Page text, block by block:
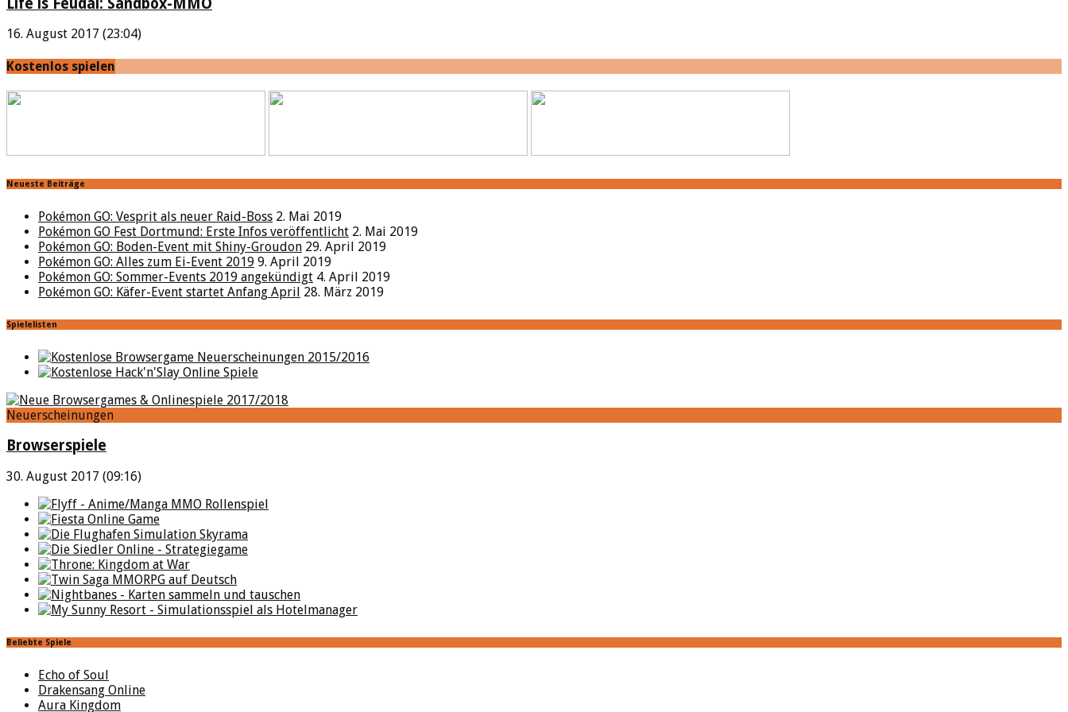
16. August 2017 (23:04)
Kostenlos spielen
Neueste Beiträge
Pokémon GO: Vesprit als neuer Raid-Boss 2. Mai 2019
Pokémon GO Fest Dortmund: Erste Infos veröffentlicht 2. Mai 2019
Pokémon GO: Boden-Event mit Shiny-Groudon 29. April 2019
Pokémon GO: Alles zum Ei-Event 2019 9. April 2019
Pokémon GO: Sommer-Events 2019 angekündigt 4. April 2019
Pokémon GO: Käfer-Event startet Anfang April 28. März 2019
Spielelisten
Neuerscheinungen
Browserspiele
30. August 2017 (09:16)
Beliebte Spiele
Echo of Soul
Drakensang Online
Aura Kingdom